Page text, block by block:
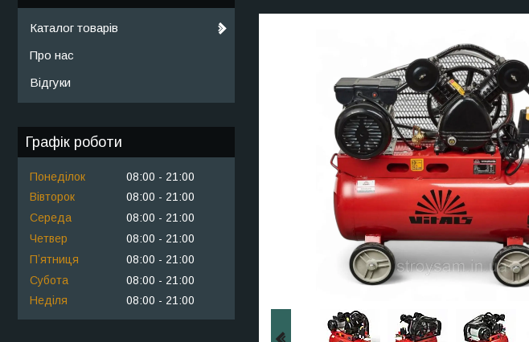
Каталог товарів
Про нас
Відгуки
Графік роботи
Понеділок 08:00
21:00
Вівторок
08:00
21:00
Середа
08:00
21:00
Четвер
08:00
21:00
Пʼятниця
08:00
21:00
Субота
08:00
21:00
Неділя
08:00 21:00